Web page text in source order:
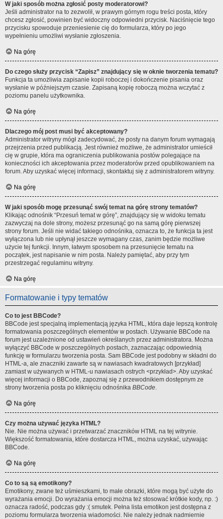
W jaki sposób można zgłosić posty moderatorowi?
Jeśli administrator na to zezwolił, w prawym górnym rogu treści posta, który
chcesz zgłosić, powinien być widoczny odpowiedni przycisk. Naciśnięcie tego
przycisku spowoduje przeniesienie cię do formularza, który po jego
wypełnieniu umożliwi wysłanie zgłoszenia.
Na górę
Do czego służy przycisk “Zapisz” znajdujący się w oknie tworzenia tematu?
Funkcja ta umożliwia zapisanie kopii roboczej i dokończenie pisania oraz
wysłanie w późniejszym czasie. Zapisaną kopię roboczą można wczytać z
poziomu panelu użytkownika.
Na górę
Dlaczego mój post musi być akceptowany?
Administrator witryny mógł zadecydować, że posty na danym forum wymagają
przejrzenia przed publikacją. Jest również możliwe, że administrator umieścił
cię w grupie, która ma ograniczenia publikowania postów polegające na
konieczności ich akceptowania przez moderatorów przed opublikowaniem na
forum. Aby uzyskać więcej informacji, skontaktuj się z administratorem witryny.
Na górę
W jaki sposób mogę przesunąć swój temat na górę strony tematów?
Klikając odnośnik “Przesuń temat w górę”, znajdujący się w widoku tematu
zazwyczaj na dole strony, możesz przesunąć go na samą górę pierwszej
strony forum. Jeśli nie widać takiego odnośnika, oznacza to, że funkcja ta jest
wyłączona lub nie upłynął jeszcze wymagany czas, zanim będzie możliwe
użycie tej funkcji. Innym, łatwym sposobem na przesunięcie tematu na
początek, jest napisanie w nim posta. Należy pamiętać, aby przy tym
przestrzegać regulaminu witryny.
Na górę
Formatowanie i typy tematów
Co to jest BBCode?
BBCode jest specjalną implementacją języka HTML, która daje lepszą kontrolę
formatowania poszczególnych elementów w postach. Używanie BBCode na
forum jest uzależnione od ustawień określanych przez administratora. Można
wyłączyć BBCode w poszczególnych postach, zaznaczając odpowiednią
funkcję w formularzu tworzenia posta. Sam BBCode jest podobny w składni do
HTML-a, ale znaczniki zawarte są w nawiasach kwadratowych [przykład]
zamiast w używanych w HTML-u nawiasach ostrych <przykład>. Aby uzyskać
więcej informacji o BBCode, zapoznaj się z przewodnikiem dostępnym ze
strony tworzenia posta po kliknięciu odnośnika BBCode.
Na górę
Czy można używać języka HTML?
Nie. Nie można używać i przetwarzać znaczników HTML na tej witrynie.
Większość formatowania, które dostarcza HTML, można uzyskać, używając
BBCode.
Na górę
Co to są są emotikony?
Emotikony, zwane też uśmieszkami, to małe obrazki, które mogą być użyte do
wyrażania emocji. Do wyrażania emocji można też stosować krótkie kody, np. :)
oznacza radość, podczas gdy :( smutek. Pełna lista emotikon jest dostępna z
poziomu formularza tworzenia wiadomości. Nie należy jednak nadmiernie